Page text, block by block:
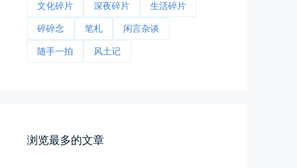
前互联网精神
从马化腾模仿ICQ的OICQ时...
文化碎片 深夜碎片 生活碎片
碎碎念 笔札 闲言杂谈
随手一拍 风土记
浏览最多的文章